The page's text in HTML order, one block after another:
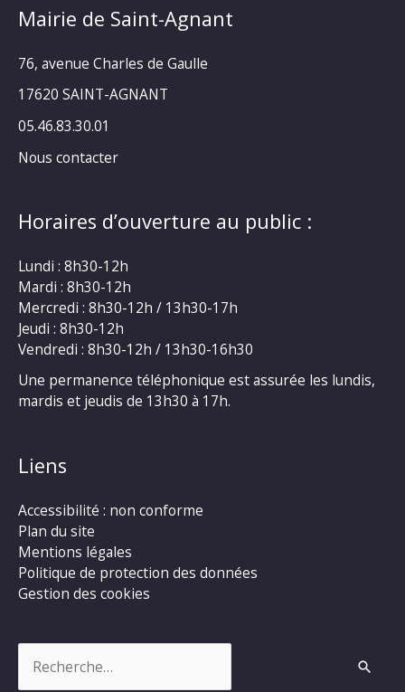
Mairie de Saint-Agnant
76, avenue Charles de Gaulle
17620 SAINT-AGNANT
05.46.83.30.01
Nous contacter
Horaires d’ouverture au public :
Lundi : 8h30-12h
Mardi : 8h30-12h
Mercredi : 8h30-12h / 13h30-17h
Jeudi : 8h30-12h
Vendredi : 8h30-12h / 13h30-16h30
Une permanence téléphonique est assurée les lundis,
mardis et jeudis de 13h30 à 17h.
Liens
Accessibilité : non conforme
Plan du site
Mentions légales
Politique de protection des données
Gestion des cookies